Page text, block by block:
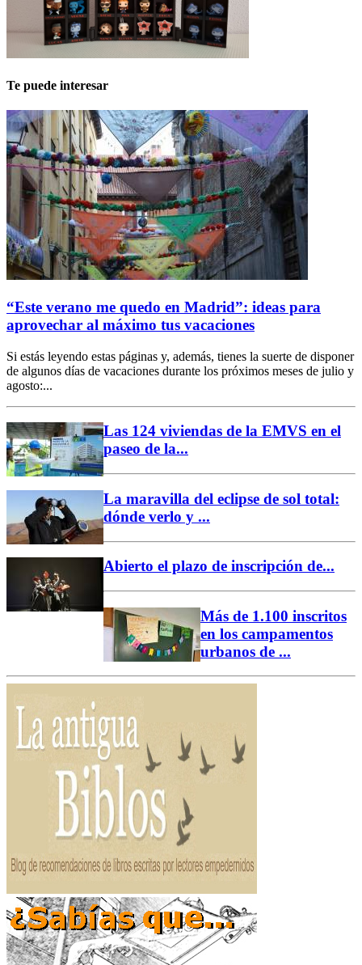
Te puede interesar
“Este verano me quedo en Madrid”: ideas para
aprovechar al máximo tus vacaciones
Si estás leyendo estas páginas y, además, tienes la suerte de disponer
de algunos días de vacaciones durante los próximos meses de julio y
agosto:...
Las 124 viviendas de la EMVS en el
paseo de la...
La maravilla del eclipse de sol total:
dónde verlo y ...
Abierto el plazo de inscripción de...
Más de 1.100 inscritos
en los campamentos
urbanos de ...